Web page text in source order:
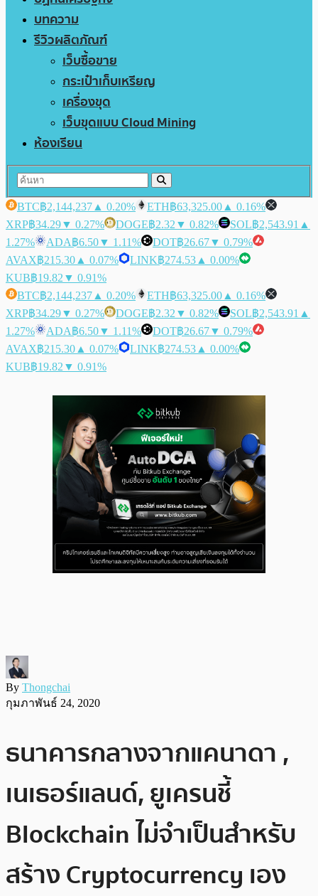
บทความ
รีวิวผลิตภัณฑ์
เว็บซื้อขาย
กระเป๋าเก็บเหรียญ
เครื่องขุด
เว็บขุดแบบ Cloud Mining
ห้องเรียน
BTC฿2,144,237 ▲ 0.20% ETH฿63,325.00 ▲ 0.16%
XRP฿34.29▼ 0.27% DOGE฿2.32 ▼ 0.82% SOL฿2,543.91 ▲
1.27%
ADA฿6.50▼ 1.11% DOT฿26.67▼ 0.79%
AVAX฿215.30 ▲ 0.07% LINK฿274.53 ▲ 0.00%
KUB฿19.82 ▼ 0.91%
BTC฿2,144,237 ▲ 0.20% ETH฿63,325.00 ▲ 0.16%
XRP฿34.29▼ 0.27% DOGE฿2.32 ▼ 0.82% SOL฿2,543.91 ▲
1.27%
ADA฿6.50▼ 1.11% DOT฿26.67▼ 0.79%
AVAX฿215.30 ▲ 0.07% LINK฿274.53 ▲ 0.00%
KUB฿19.82 ▼ 0.91%
By Thongchai
กุมภาพันธ์ 24, 2020
ธนาคารกลางจากแคนาดา ,
เนเธอร์แลนด์, ยูเครนชี้
Blockchain ไม่จำเป็นสำหรับ
สร้าง Cryptocurrency เอง